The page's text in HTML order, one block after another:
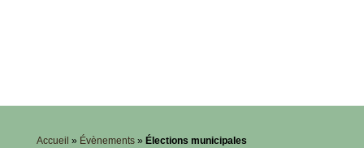
Accueil » Évènements» Élections municipales